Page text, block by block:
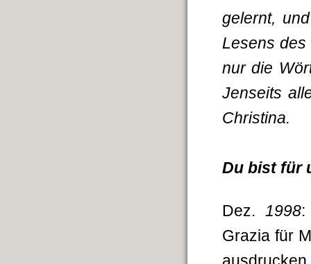
gelernt,
Lesens des
nur die
Jenseits
Christina.
Du bist für
Dez. 1998:
Grazia für